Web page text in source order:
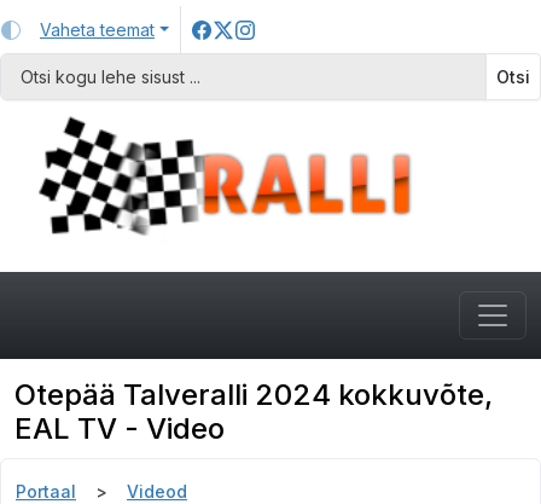
Vaheta teemat
Otsi
Otepää Talveralli 2024 kokkuvõte,
EAL TV - Video
Portaal Videod